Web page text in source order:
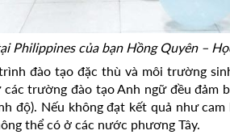
Philippines của bạn Hồng Quyên –
đào tạo đặc thù và môi trường
trường đào tạo Anh ngữ đều đảm
độ). Nếu không đạt kết quả như
thể có ở các nước phương Tây.